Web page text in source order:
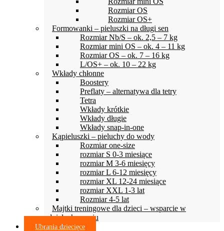
Rozmiar OS
Rozmiar OS+
Formowanki – pieluszki na długi sen
Rozmiar Nb/S – ok. 2,5 – 7 kg
Rozmiar mini OS – ok. 4 – 11 kg
Rozmiar OS – ok. 7 – 16 kg
L/OS+ – ok. 10 – 22 kg
Wkłady chłonne
Boostery
Preflaty – alternatywa dla tetry
Tetra
Wkłady krótkie
Wkłady długie
Wkłady snap-in-one
Kąpieluszki – pieluchy do wody
Rozmiar one-size
rozmiar S 0-3 miesiące
rozmiar M 3-6 miesięcy
rozmiar L 6-12 miesięcy
rozmiar XL 12-24 miesiące
rozmiar XXL 1-3 lat
Rozmiar 4-5 lat
Majtki treningowe dla dzieci – wsparcie w
odpieluchowaniu
Ubrania dziecięce